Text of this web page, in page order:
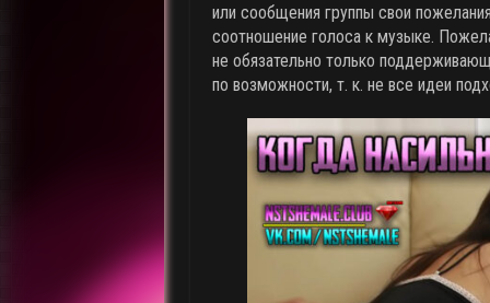
или сообщения группы свои
соотношение голоса к музыке.
не обязательно только
по возможности, т. к. не все идеи